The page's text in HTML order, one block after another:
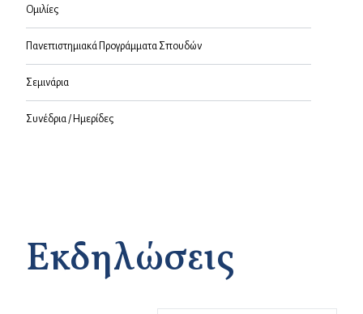
Ομιλίες
Πανεπιστημιακά Προγράμματα Σπουδών
Σεμινάρια
Συνέδρια / Ημερίδες
Εκδηλώσεις